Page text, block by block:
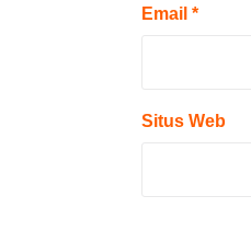
Email *
Situs Web